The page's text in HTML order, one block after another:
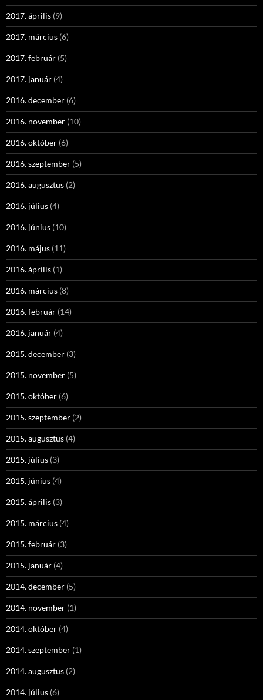
2017. április (9)
2017. március (6)
2017. február (5)
2017. január (4)
2016. december (6)
2016. november (10)
2016. október (6)
2016. szeptember (5)
2016. augusztus (2)
2016. július (4)
2016. június (10)
2016. május (11)
2016. április (1)
2016. március (8)
2016. február (14)
2016. január (4)
2015. december (3)
2015. november (5)
2015. október (6)
2015. szeptember (2)
2015. augusztus (4)
2015. július (3)
2015. június (4)
2015. április (3)
2015. március (4)
2015. február (3)
2015. január (4)
2014. december (5)
2014. november (1)
2014. október (4)
2014. szeptember (1)
2014. augusztus (2)
2014. július (6)